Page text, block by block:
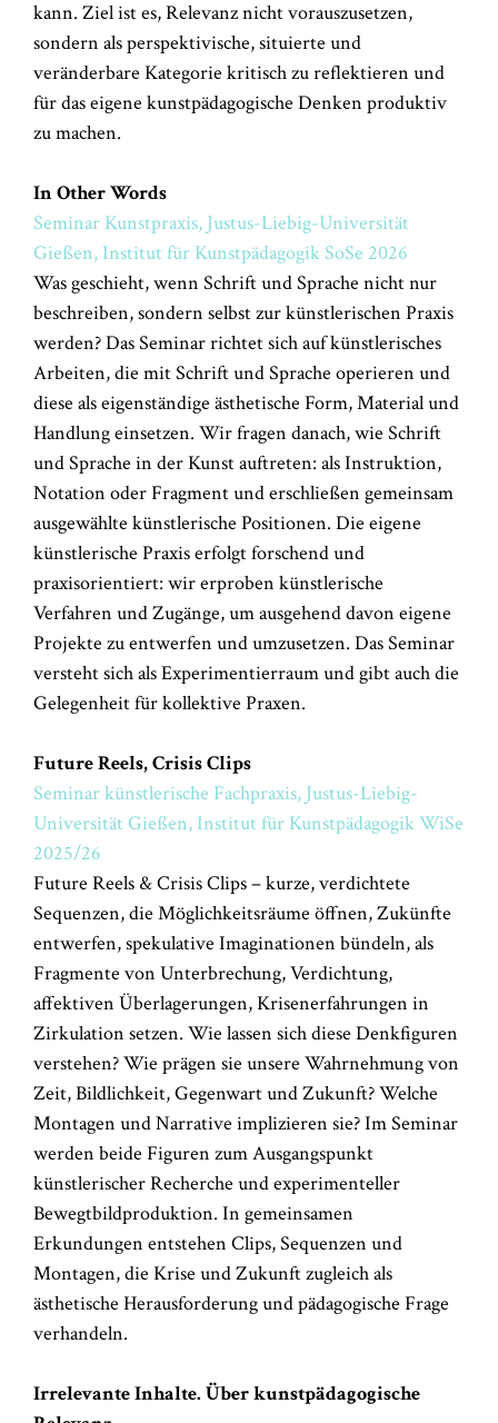
kann. Ziel ist es, Relevanz nicht vorauszusetzen,
sondern als perspektivische, situierte und
veränderbare Kategorie kritisch zu reflektieren und
für das eigene kunstpädagogische Denken produktiv
zu machen.
In Other Words
Seminar Kunstpraxis, Justus-Liebig-Universität
Gießen, Institut für Kunstpädagogik SoSe 2026
Was geschieht, wenn Schrift und Sprache nicht nur
beschreiben, sondern selbst zur künstlerischen Praxis
werden? Das Seminar richtet sich auf künstlerisches
Arbeiten, die mit Schrift und Sprache operieren und
diese als eigenständige ästhetische Form, Material und
Handlung einsetzen. Wir fragen danach, wie Schrift
und Sprache in der Kunst auftreten: als Instruktion,
Notation oder Fragment und erschließen gemeinsam
ausgewählte künstlerische Positionen. Die eigene
künstlerische Praxis erfolgt forschend und
praxisorientiert: wir erproben künstlerische
Verfahren und Zugänge, um ausgehend davon eigene
Projekte zu entwerfen und umzusetzen. Das Seminar
versteht sich als Experimentierraum und gibt auch die
Gelegenheit für kollektive Praxen.
Future Reels, Crisis Clips
Seminar künstlerische Fachpraxis, Justus-Liebig-
Universität Gießen, Institut für Kunstpädagogik WiSe
2025/26
Future Reels & Crisis Clips – kurze, verdichtete
Sequenzen, die Möglichkeitsräume öffnen, Zukünfte
entwerfen, spekulative Imaginationen bündeln, als
Fragmente von Unterbrechung, Verdichtung,
affektiven Überlagerungen, Krisenerfahrungen in
Zirkulation setzen. Wie lassen sich diese Denkfiguren
verstehen? Wie prägen sie unsere Wahrnehmung von
Zeit, Bildlichkeit, Gegenwart und Zukunft? Welche
Montagen und Narrative implizieren sie? Im Seminar
werden beide Figuren zum Ausgangspunkt
künstlerischer Recherche und experimenteller
Bewegtbildproduktion. In gemeinsamen
Erkundungen entstehen Clips, Sequenzen und
Montagen, die Krise und Zukunft zugleich als
ästhetische Herausforderung und pädagogische Frage
verhandeln.
Irrelevante Inhalte. Über kunstpädagogische